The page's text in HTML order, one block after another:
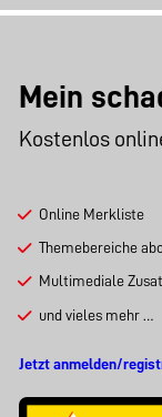
Mein
Kostenlos
Online Merkliste
Themebereiche
Multimediale
und vieles mehr …
Jetzt anmelden/